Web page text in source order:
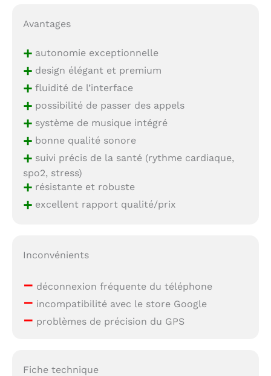
Avantages
+autonomie exceptionnelle
+design élégant et premium
+fluidité de l’interface
+possibilité de passer des appels
+système de musique intégré
+bonne qualité sonore
+suivi précis de la santé (rythme cardiaque,
spo2, stress)
+résistante et robuste
+excellent rapport qualité/prix
Inconvénients
– déconnexion fréquente du téléphone
– incompatibilité avec le store Google
– problèmes de précision du GPS
Fiche technique